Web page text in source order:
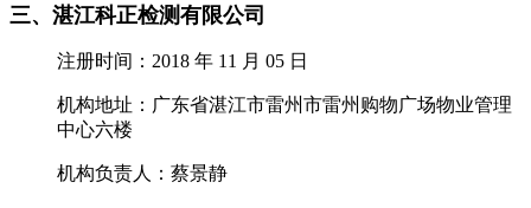
三、湛江科正检测有限公司
注册时间：2018 年 11 月 05 日
机构地址：广东省湛江市雷州市雷州购物广场物业管理
中心六楼
机构负责人：蔡景静